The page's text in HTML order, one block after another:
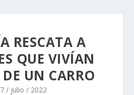
RESCATA A
QUE VIVÍAN
UN CARRO
/ julio / 2022